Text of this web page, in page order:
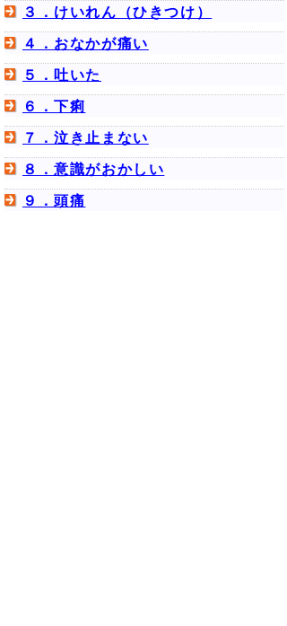
３．けいれん（ひきつけ）
４．おなかが痛い
５．吐いた
６．下痢
７．泣き止まない
８．意識がおかしい
９．頭痛